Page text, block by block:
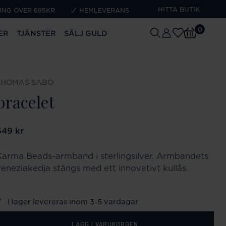
ÖVER 695KR HEMLEVERANS HITTA BUTIK
TJÄNSTER SÄLJ GULD 0
SABO
:649 kr
kr
Beads-armband i sterlingsilver. Armbandets
stängs med ett innovativt kullås.
I lager levereras inom 3-5 vardagar
LÄGG I VARUKORGEN